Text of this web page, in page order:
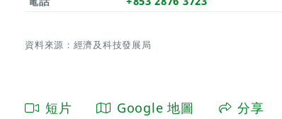
資料來源：經濟及科技發展局
短片 Google 地圖 分享